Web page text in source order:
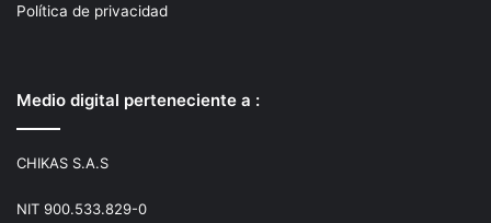
Política de privacidad
Medio digital perteneciente a :
CHIKAS S.A.S
NIT 900.533.829-0